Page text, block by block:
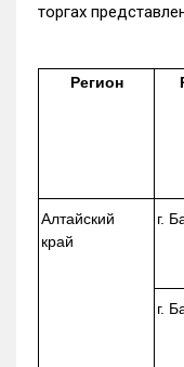
торгах
Регион
Алтайский
край
г.
г.